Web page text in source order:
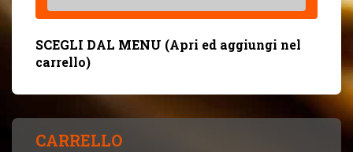
SCEGLI DAL MENU (Apri ed aggiungi nel
carrello)
CARRELLO